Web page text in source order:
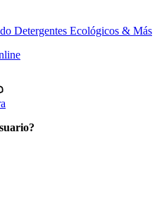
Detergentes Ecológicos & Más